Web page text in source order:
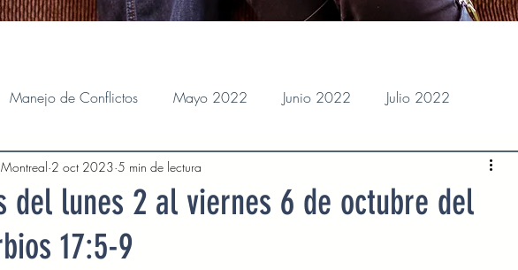
Manejo de Conflictos Mayo 2022 Junio 2022 Julio 2022
Octubre 2022 Noviembre 2022 Enero 2023
Abril 2023
del lunes 2 al viernes 6 de octubre del
17:5-9
2 oct 2023 5 min de lectura